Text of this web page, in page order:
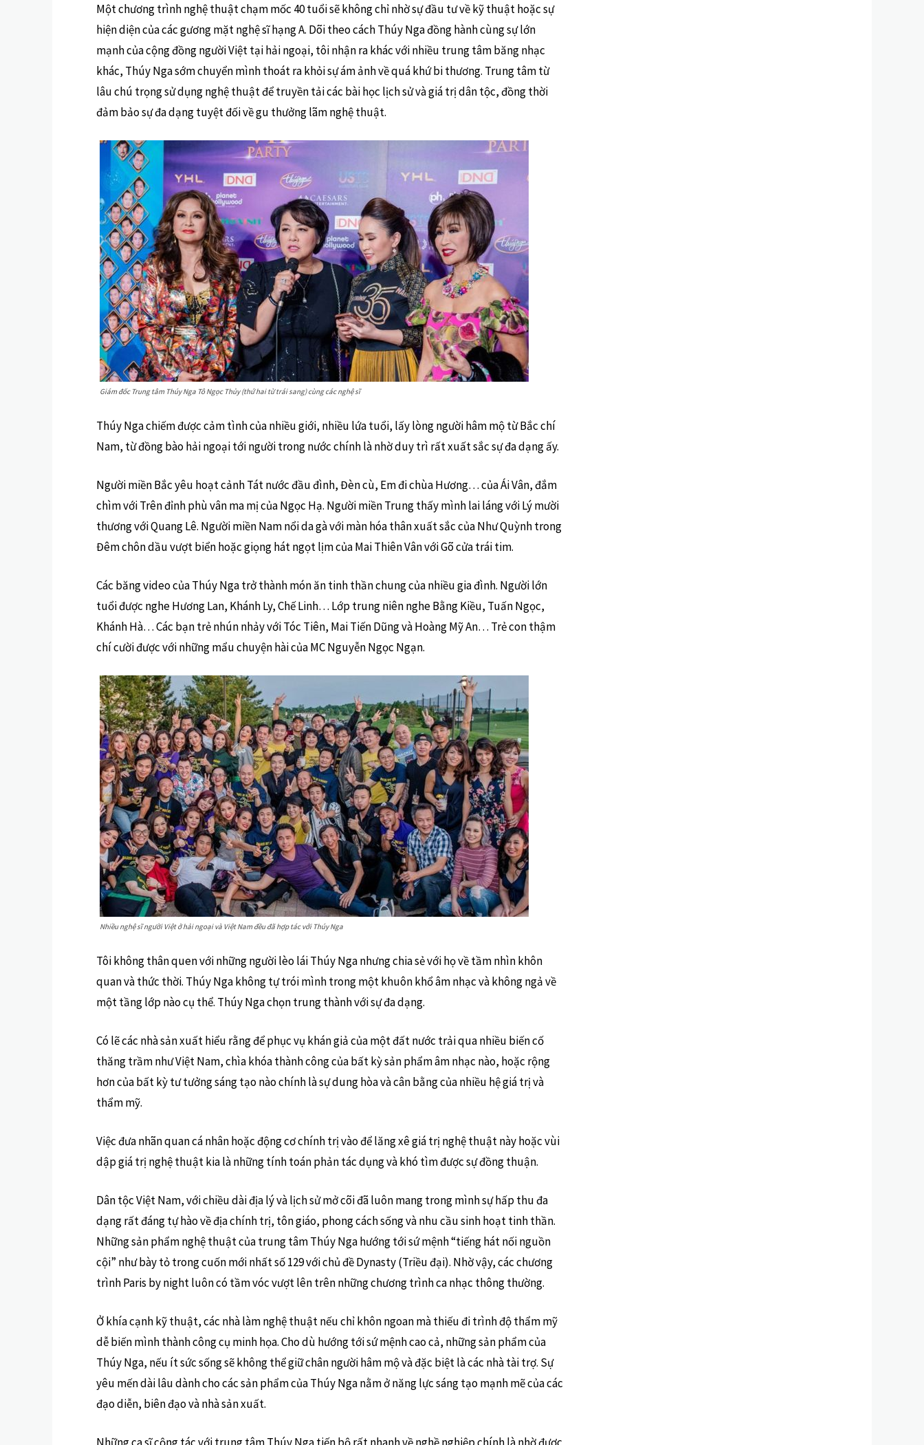
Một chương trình nghệ thuật chạm mốc 40 tuổi sẽ không chỉ nhờ sự đầu tư về kỹ thuật hoặc sự
hiện diện của các gương mặt nghệ sĩ hạng A. Dõi theo cách Thúy Nga đồng hành cùng sự lớn
mạnh của cộng đồng người Việt tại hải ngoại, tôi nhận ra khác với nhiều trung tâm băng nhạc
khác, Thúy Nga sớm chuyển mình thoát ra khỏi sự ám ảnh về quá khứ bi thương. Trung tâm từ
lâu chú trọng sử dụng nghệ thuật để truyền tải các bài học lịch sử và giá trị dân tộc, đồng thời
đảm bảo sự đa dạng tuyệt đối về gu thưởng lãm nghệ thuật.
Giám đốc Trung tâm Thúy Nga Tô Ngọc Thủy (thứ hai từ trái sang) cùng các nghệ sĩ
Thúy Nga chiếm được cảm tình của nhiều giới, nhiều lứa tuổi, lấy lòng người hâm mộ từ Bắc chí
Nam, từ đồng bào hải ngoại tới người trong nước chính là nhờ duy trì rất xuất sắc sự đa dạng ấy.
Người miền Bắc yêu hoạt cảnh Tát nước đầu đình, Đèn cù, Em đi chùa Hương… của Ái Vân, đắm
chìm với Trên đỉnh phù vân ma mị của Ngọc Hạ. Người miền Trung thấy mình lai láng với Lý mười
thương với Quang Lê. Người miền Nam nổi da gà với màn hóa thân xuất sắc của Như Quỳnh trong
Đêm chôn dầu vượt biển hoặc giọng hát ngọt lịm của Mai Thiên Vân với Gõ cửa trái tim.
Các băng video của Thúy Nga trở thành món ăn tinh thần chung của nhiều gia đình. Người lớn
tuổi được nghe Hương Lan, Khánh Ly, Chế Linh… Lớp trung niên nghe Bằng Kiều, Tuấn Ngọc,
Khánh Hà… Các bạn trẻ nhún nhảy với Tóc Tiên, Mai Tiến Dũng và Hoàng Mỹ An… Trẻ con thậm
chí cười được với những mẩu chuyện hài của MC Nguyễn Ngọc Ngạn.
Nhiều nghệ sĩ người Việt ở hải ngoại và Việt Nam đều đã hợp tác với Thúy Nga
Tôi không thân quen với những người lèo lái Thúy Nga nhưng chia sẻ với họ về tầm nhìn khôn
quan và thức thời. Thúy Nga không tự trói mình trong một khuôn khổ âm nhạc và không ngả về
một tầng lớp nào cụ thể. Thúy Nga chọn trung thành với sự đa dạng.
Có lẽ các nhà sản xuất hiểu rằng để phục vụ khán giả của một đất nước trải qua nhiều biến cố
thăng trầm như Việt Nam, chìa khóa thành công của bất kỳ sản phẩm âm nhạc nào, hoặc rộng
hơn của bất kỳ tư tưởng sáng tạo nào chính là sự dung hòa và cân bằng của nhiều hệ giá trị và
thẩm mỹ.
Việc đưa nhãn quan cá nhân hoặc động cơ chính trị vào để lăng xê giá trị nghệ thuật này hoặc vùi
dập giá trị nghệ thuật kia là những tính toán phản tác dụng và khó tìm được sự đồng thuận.
Dân tộc Việt Nam, với chiều dài địa lý và lịch sử mở cõi đã luôn mang trong mình sự hấp thu đa
dạng rất đáng tự hào về địa chính trị, tôn giáo, phong cách sống và nhu cầu sinh hoạt tinh thần.
Những sản phẩm nghệ thuật của trung tâm Thúy Nga hướng tới sứ mệnh “tiếng hát nối nguồn
cội” như bày tỏ trong cuốn mới nhất số 129 với chủ đề Dynasty (Triều đại). Nhờ vậy, các chương
trình Paris by night luôn có tầm vóc vượt lên trên những chương trình ca nhạc thông thường.
Ở khía cạnh kỹ thuật, các nhà làm nghệ thuật nếu chỉ khôn ngoan mà thiếu đi trình độ thẩm mỹ
dễ biến mình thành công cụ minh họa. Cho dù hướng tới sứ mệnh cao cả, những sản phẩm của
Thúy Nga, nếu ít sức sống sẽ không thể giữ chân người hâm mộ và đặc biệt là các nhà tài trợ. Sự
yêu mến dài lâu dành cho các sản phẩm của Thúy Nga nằm ở năng lực sáng tạo mạnh mẽ của các
đạo diễn, biên đạo và nhà sản xuất.